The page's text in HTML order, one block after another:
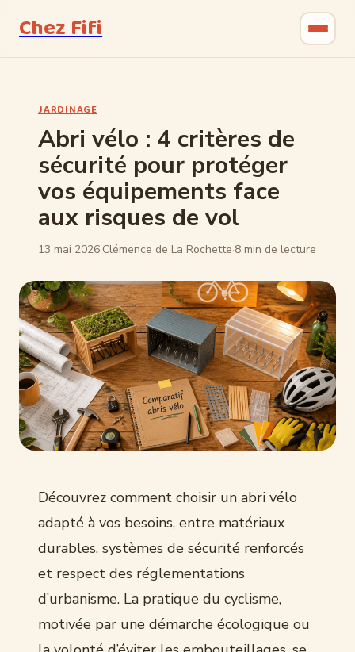
Chez Fifi
Bricolage
Jardinage
Maison & Déco
JARDINAGE
Abri vélo : 4 critères de
sécurité pour protéger
vos équipements face
aux risques de vol
13 mai 2026·Clémence de La Rochette·8 min de lecture
Découvrez comment choisir un abri vélo
adapté à vos besoins, entre matériaux
durables, systèmes de sécurité renforcés
et respect des réglementations
d’urbanisme. La pratique du cyclisme,
motivée par une démarche écologique ou